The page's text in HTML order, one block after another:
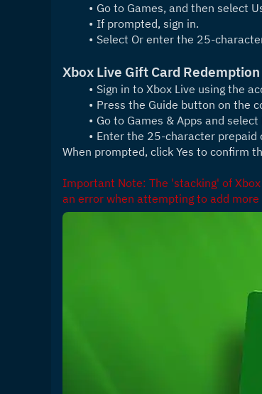
Go to Games, and then select
If prompted, sign in.
Select Or enter the 25-
Xbox Live Gift Card
Sign in to Xbox Live using the
Press the Guide button on the
Go to Games & Apps and select
Enter the 25-character prepaid
When prompted, click Yes to confirm
Important Note: The 'stacking' of
an error when attempting to add